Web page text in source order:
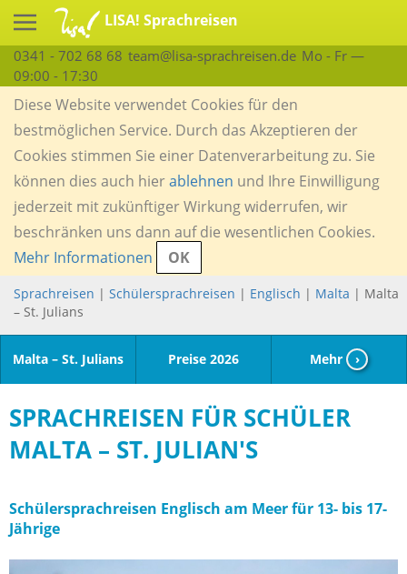
LISA! Sprachreisen
0341 - 702 68 68 team@lisa-sprachreisen.de Mo - Fr —
09:00 - 17:30
Diese Website verwendet Cookies für den
bestmöglichen Service. Durch das Akzeptieren der
Cookies stimmen Sie einer Datenverarbeitung zu. Sie
können dies auch hierablehnen und Ihre Einwilligung
jederzeit mit zukünftiger Wirkung widerrufen, wir
beschränken uns dann auf die wesentlichen Cookies.
Mehr Informationen
OK
Sprachreisen | Schülersprachreisen | Englisch | Malta | Malta
– St. Julians
Malta – St. Julians Preise 2026 Mehr ›
SPRACHREISEN FÜR SCHÜLER
MALTA – ST. JULIAN'S
Schülersprachreisen Englisch am Meer für 13- bis 17-
Jährige